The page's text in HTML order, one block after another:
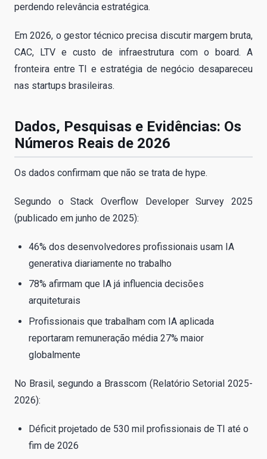
perdendo relevância estratégica.
Em 2026, o gestor técnico precisa discutir margem bruta,
CAC, LTV e custo de infraestrutura com o board. A
fronteira entre TI e estratégia de negócio desapareceu
nas startups brasileiras.
Dados, Pesquisas e Evidências: Os
Números Reais de 2026
Os dados confirmam que não se trata de hype.
Segundo o Stack Overflow Developer Survey 2025
(publicado em junho de 2025):
46% dos desenvolvedores profissionais usam IA
generativa diariamente no trabalho
78% afirmam que IA já influencia decisões
arquiteturais
Profissionais que trabalham com IA aplicada
reportaram remuneração média 27% maior
globalmente
No Brasil, segundo a Brasscom (Relatório Setorial 2025-
2026):
Déficit projetado de 530 mil profissionais de TI até o
fim de 2026